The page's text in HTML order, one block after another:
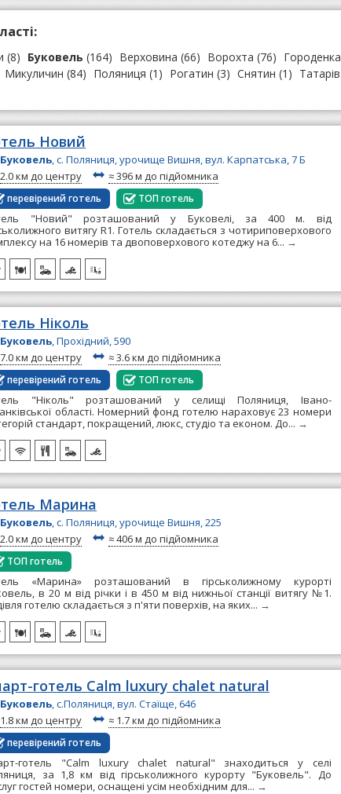
(8) Буковель (164) Верховина (66) Ворохта (76) Городенка
Микуличин (84) Поляниця (1) Рогатин (3) Снятин (1) Татарів
Новий
Буковель, с. Поляниця, урочище Вишня, вул. Карпатська, 7 Б
2.0 км до центру ~ ≈396 м до підйомника
перевірений готель ТОП готель
"Новий" розташований у Буковелі, за 400 м. від
витягу R1. Готель складається з чотириповерхового
на 16 номерів та двоповерхового котеджу на 6... →
Ніколь
Буковель, Прохідний, 590
7.0 км до центру ~ ≈3.6 км до підйомника
перевірений готель ТОП готель
"Ніколь" розташований у селищі Поляниця, Івано-
області. Номерний фонд готелю нараховує 23 номери
стандарт, покращений, люкс, студіо та економ. До... →
Марина
Буковель, с. Поляниця, урочище Вишня, 225
2.0 км до центру ~ ≈406 м до підйомника
ТОП готель
«Марина» розташований в гірськолижному курорті
в 20 м від річки і в 450 м від нижньої станції витягу №1.
готелю складається з п'яти поверхів, на яких... →
готель Calm luxury chalet natural
Буковель, с.Поляниця, вул. Стаїще, 646
1.8 км до центру ~ ≈ 1.7 км до підйомника
перевірений готель
готель "Calm luxury chalet natural" знаходиться у селі
за 1,8 км від гірськолижного курорту "Буковель". До
гостей номери, оснащені усім необхідним для... →